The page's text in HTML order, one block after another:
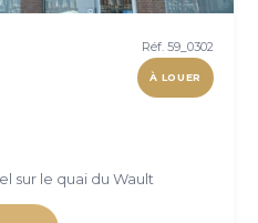
Réf. 59_0302
À LOUER
sur le quai du Wault